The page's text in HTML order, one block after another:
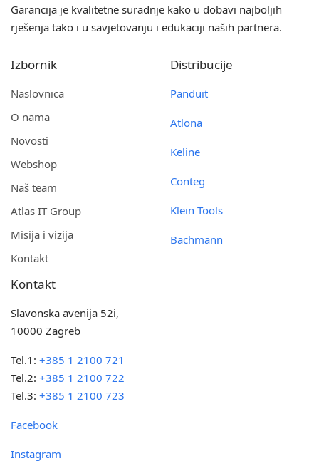
Garancija je kvalitetne suradnje kako u dobavi najboljih
rješenja tako i u savjetovanju i edukaciji naših partnera.
Izbornik
Naslovnica
O nama
Novosti
Webshop
Naš team
Atlas IT Group
Misija i vizija
Kontakt
Distribucije
Panduit
Atlona
Keline
Conteg
Klein Tools
Bachmann
Kontakt
Slavonska avenija 52i,
10000 Zagreb
Tel.1:+385 1 2100 721
Tel.2:+385 1 2100 722
Tel.3:+385 1 2100 723
Facebook
Instagram